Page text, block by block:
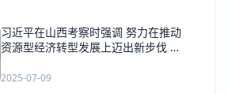
习近平在山西考察时强调 努力在推动
资源型经济转型发展上迈出新步伐 奋
章
2025-07-09